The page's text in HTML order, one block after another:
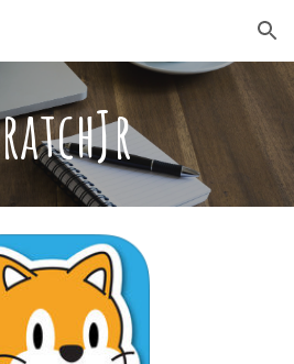
Skip to navigation